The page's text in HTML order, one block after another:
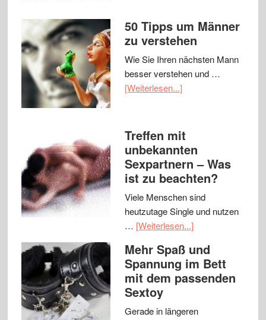
50 Tipps um Männer
zu verstehen
Wie Sie Ihren nächsten Mann
besser verstehen und …
[Weiterlesen...]
Treffen mit
unbekannten
Sexpartnern – Was
ist zu beachten?
Viele Menschen sind
heutzutage Single und nutzen
… [Weiterlesen...]
Mehr Spaß und
Spannung im Bett
mit dem passenden
Sextoy
Gerade in längeren